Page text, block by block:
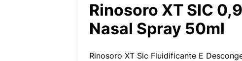
Rinosoro XT SIC
Nasal Spray 50ml
Rinosoro XT Sic Fluidificante E